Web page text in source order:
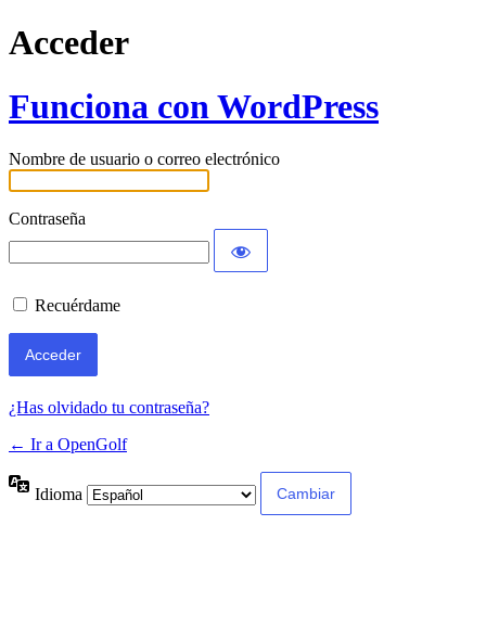
Acceder
Funciona con WordPress
Nombre de usuario o correo electrónico
Contraseña
Recuérdame
¿Has olvidado tu contraseña?
← Ir a OpenGolf
Idioma